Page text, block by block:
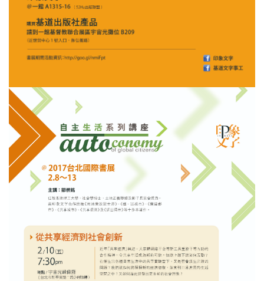
其他
禮品專區
得獎作品推介
中文二手書
英文二手書
精選英文書
基道 Top 50